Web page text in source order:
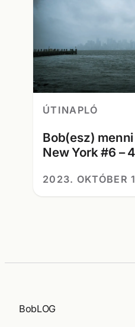
ÚTINAPLÓ
Bob(esz)
New York #6 –
2023. OKTÓBER
BobLOG